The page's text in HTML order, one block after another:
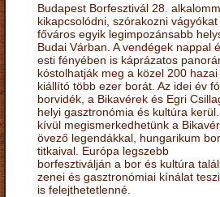
Budapest Borfesztivál 28.
kikapcsolódni, szórakozni vágyókat
főváros egyik legimpozánsabb
Budai Várban. A vendégek nappal
esti fényében is káprázatos
kóstolhatják meg a közel 200
kiállító több ezer borát. Az idei év
borvidék, a Bikavérek és Egri
helyi gasztronómia és kultúra
kívül megismerkedhetünk a
övező legendákkal, hungarikum
titkaival. Európa legszebb
borfesztiválján a bor és kultúra
zenei és gasztronómiai kínálat
is felejthetetlenné.